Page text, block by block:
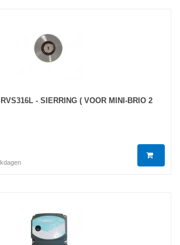
- SIERRING ( VOOR MINI-BRIO 2